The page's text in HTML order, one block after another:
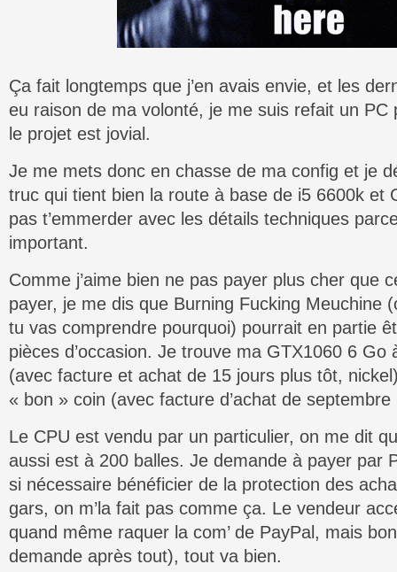
Ça fait longtemps que j’en avais envie, et les
eu raison de ma volonté, je me suis refait un PC
le projet est jovial.
Je me mets donc en chasse de ma config et je
truc qui tient bien la route à base de i5 6600k et
pas t’emmerder avec les détails techniques
important.
Comme j’aime bien ne pas payer plus cher que
payer, je me dis que Burning Fucking Meuchine
tu vas comprendre pourquoi) pourrait en partie
pièces d’occasion. Je trouve ma GTX1060 6 Go
(avec facture et achat de 15 jours plus tôt,
« bon » coin (avec facture d’achat de
Le CPU est vendu par un particulier, on me dit
aussi est à 200 balles. Je demande à payer par
si nécessaire bénéficier de la protection des
gars, on m’la fait pas comme ça. Le vendeur
quand même raquer la com’ de PayPal, mais
demande après tout), tout va bien.